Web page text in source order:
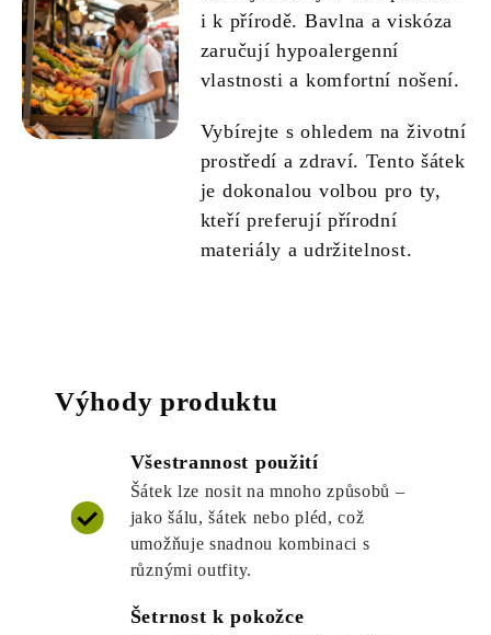
i k přírodě. Bavlna a viskóza
zaručují hypoalergenní
vlastnosti a komfortní nošení.
Vybírejte s ohledem na životní
prostředí a zdraví. Tento šátek
je dokonalou volbou pro ty,
kteří preferují přírodní
materiály a udržitelnost.
Výhody produktu
Všestrannost použití
Šátek lze nosit na mnoho způsobů –
jako šálu, šátek nebo pléd, což
umožňuje snadnou kombinaci s
různými outfity.
Šetrnost k pokožce